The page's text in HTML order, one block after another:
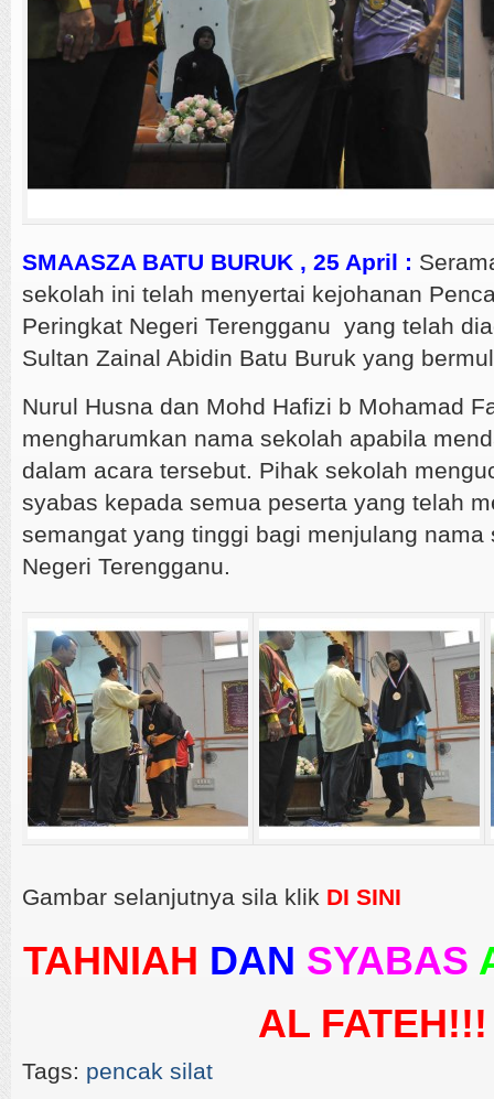
SMAASZA BATU BURUK , 25 April :
sekolah ini telah menyertai kejohanan
Peringkat Negeri Terengganu yang telah
Sultan Zainal Abidin Batu Buruk yang
Nurul Husna dan Mohd Hafizi b Mohamad
mengharumkan nama sekolah apabila
dalam acara tersebut. Pihak sekolah
syabas kepada semua peserta yang telah
semangat yang tinggi bagi menjulang nama
Negeri Terengganu.
Gambar selanjutnya sila klik DI SINI
TAHNIAH DAN SYABAS
AL FATEH!!!
Tags: pencak silat